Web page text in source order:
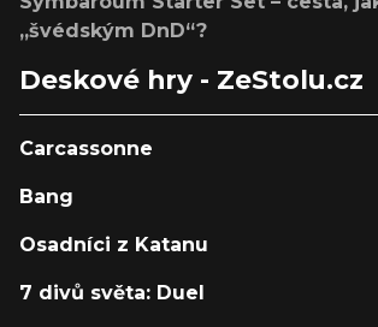
„švédským DnD“?
Deskové hry - ZeStolu.cz
Carcassonne
Bang
Osadníci z Katanu
7 divů světa: Duel